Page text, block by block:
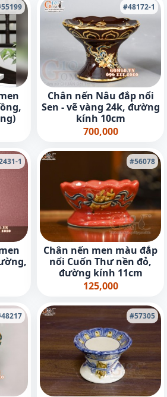
#48172-1
Chân nến Nâu đắp nổi
Sen - vẽ vàng 24k, đường
kính 10cm
700,000
1 #56078
Chân nến men màu đắp
nổi Cuốn Thư nền đỏ,
đường kính 11cm
125,000
#57305